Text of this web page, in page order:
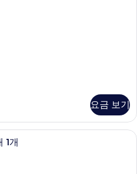
요금 보기
책상, 노트북 작업 공간, 다리미/다리
1개